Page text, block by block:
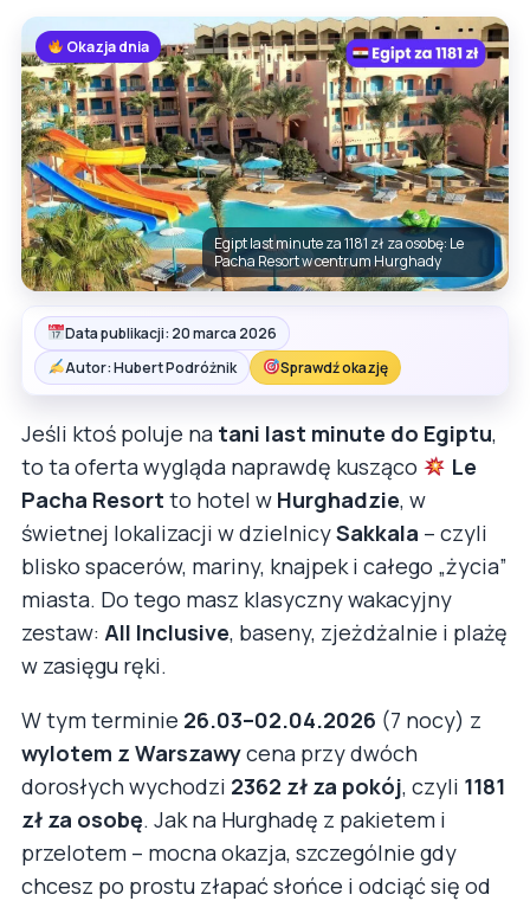
Okazja dnia
Egipt last minute za 1181 zł za osobę: Le
Pacha Resort w centrum Hurghady
Data publikacji: 20 marca 2026
Autor: Hubert Podróżnik
Sprawdź okazję
Jeśli ktoś poluje na tani last minute do Egiptu,
to ta oferta wygląda naprawdę kusząco
Le
Pacha Resort to hotel w Hurghadzie, w
świetnej lokalizacji w dzielnicySakkala – czyli
blisko spacerów, mariny, knajpek i całego „życia”
miasta. Do tego masz klasyczny wakacyjny
zestaw: All Inclusive, baseny, zjeżdżalnie i plażę
w zasięgu ręki.
W tym terminie 26.03–02.04.2026 (7 nocy) z
wylotem z Warszawycena przy dwóch
dorosłych wychodzi 2362 zł za pokój, czyli 1181
zł za osobę. Jak na Hurghadę z pakietem i
przelotem – mocna okazja, szczególnie gdy
chcesz po prostu złapać słońce i odciąć się od